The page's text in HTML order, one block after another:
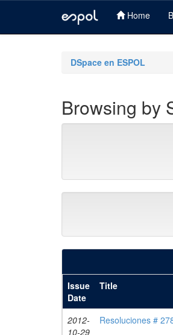
Home
DSpace en ESPOL
Browsing by
Issue
Date
Title
2012-
10-29
Resoluciones #